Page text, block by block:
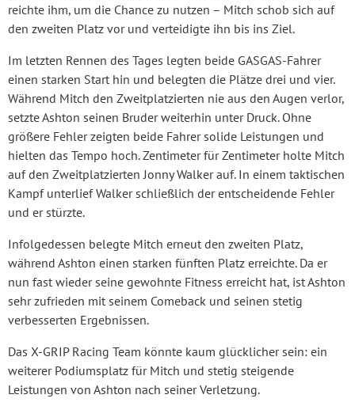
reichte ihm, um die Chance zu nutzen – Mitch schob sich auf
den zweiten Platz vor und verteidigte ihn bis ins Ziel.
Im letzten Rennen des Tages legten beide GASGAS-Fahrer
einen starken Start hin und belegten die Plätze drei und vier.
Während Mitch den Zweitplatzierten nie aus den Augen verlor,
setzte Ashton seinen Bruder weiterhin unter Druck. Ohne
größere Fehler zeigten beide Fahrer solide Leistungen und
hielten das Tempo hoch. Zentimeter für Zentimeter holte Mitch
auf den Zweitplatzierten Jonny Walker auf. In einem taktischen
Kampf unterlief Walker schließlich der entscheidende Fehler
und er stürzte.
Infolgedessen belegte Mitch erneut den zweiten Platz,
während Ashton einen starken fünften Platz erreichte. Da er
nun fast wieder seine gewohnte Fitness erreicht hat, ist Ashton
sehr zufrieden mit seinem Comeback und seinen stetig
verbesserten Ergebnissen.
Das X-GRIP Racing Team könnte kaum glücklicher sein: ein
weiterer Podiumsplatz für Mitch und stetig steigende
Leistungen von Ashton nach seiner Verletzung.